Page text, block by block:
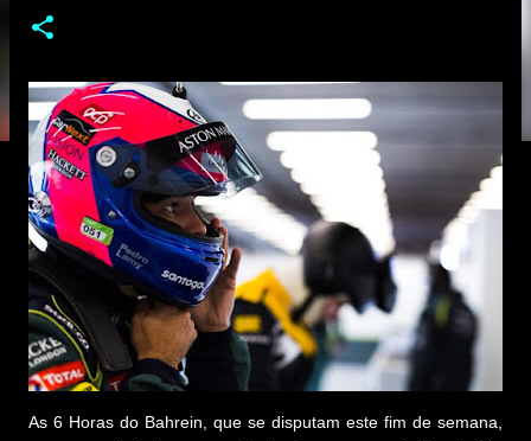
As 6 Horas do Bahrein, que se disputam este fim de semana,